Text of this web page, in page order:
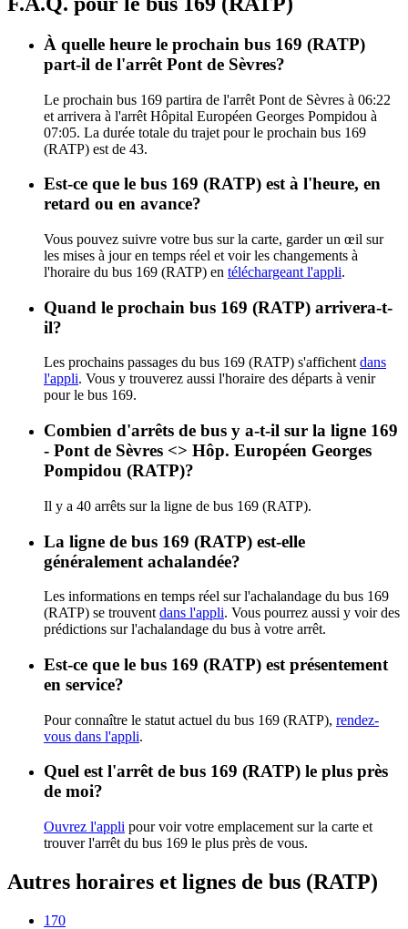
À quelle heure le prochain bus 169 (RATP)
part-il de l'arrêt Pont de Sèvres?
Le prochain bus 169 partira de l'arrêt Pont de Sèvres à 06:22
et arrivera à l'arrêt Hôpital Européen Georges Pompidou à
07:05. La durée totale du trajet pour le prochain bus 169
(RATP) est de 43.
Est-ce que le bus 169 (RATP) est à l'heure, en
retard ou en avance?
Vous pouvez suivre votre bus sur la carte, garder un œil sur
les mises à jour en temps réel et voir les changements à
l'horaire du bus 169 (RATP) en téléchargeant l'appli.
Quand le prochain bus 169 (RATP) arrivera-t-
il?
Les prochains passages du bus 169 (RATP) s'affichent dans
l'appli. Vous y trouverez aussi l'horaire des départs à venir
pour le bus 169.
Combien d'arrêts de bus y a-t-il sur la ligne 169
- Pont de Sèvres <> Hôp. Européen Georges
Pompidou (RATP)?
Il y a 40 arrêts sur la ligne de bus 169 (RATP).
La ligne de bus 169 (RATP) est-elle
généralement achalandée?
Les informations en temps réel sur l'achalandage du bus 169
(RATP) se trouvent dans l'appli. Vous pourrez aussi y voir des
prédictions sur l'achalandage du bus à votre arrêt.
Est-ce que le bus 169 (RATP) est présentement
en service?
Pour connaître le statut actuel du bus 169 (RATP), rendez-
vous dans l'appli.
Quel est l'arrêt de bus 169 (RATP) le plus près
de moi?
Ouvrez l'appli pour voir votre emplacement sur la carte et
trouver l'arrêt du bus 169 le plus près de vous.
Autres horaires et lignes de bus (RATP)
170